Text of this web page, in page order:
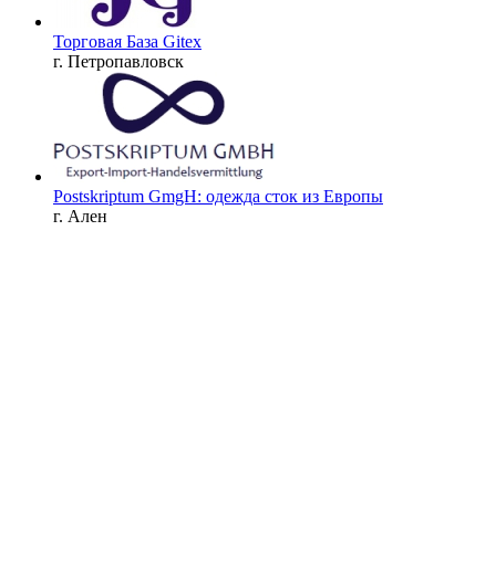
Торговая База Gitex
г. Петропавловск
Postskriptum GmgH: одежда сток из Европы
г. Ален